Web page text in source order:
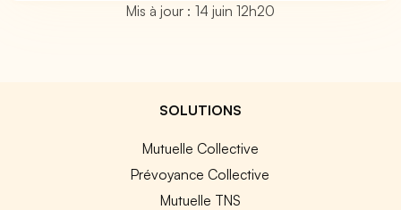
Mis à jour : 14 juin 12h20
SOLUTIONS
Mutuelle Collective
Prévoyance Collective
Mutuelle TNS